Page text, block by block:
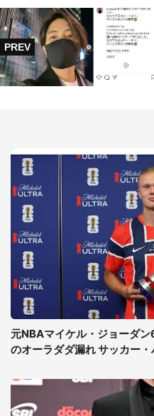
元NBAマイケル・ジョーダ
のオーラダダ漏れ サッカー